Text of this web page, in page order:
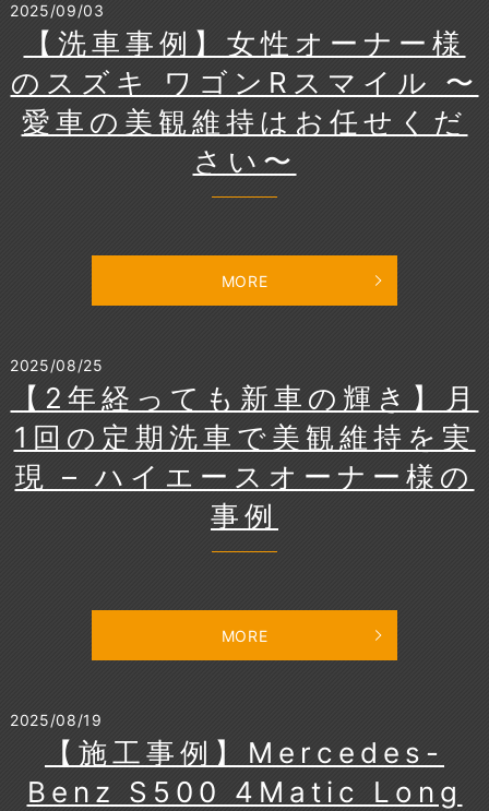
2025/09/03
【洗車事例】女性オーナー様
のスズキ ワゴンRスマイル 〜
愛車の美観維持はお任せくだ
さい〜
MORE
2025/08/25
【2年経っても新車の輝き】月
1回の定期洗車で美観維持を実
現 – ハイエースオーナー様の
事例
MORE
2025/08/19
【施工事例】Mercedes-
Benz S500 4Matic Long